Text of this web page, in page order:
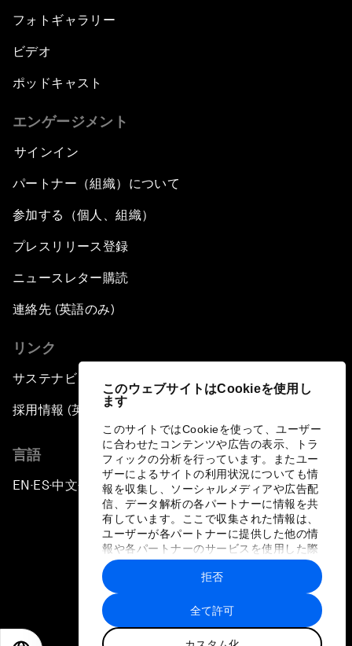
このウェブサイトはCookieを使用し
ます
このサイトではCookieを使って、ユーザー
に合わせたコンテンツや広告の表示、トラ
フィックの分析を行っています。またユー
ザーによるサイトの利用状況についても情
報を収集し、ソーシャルメディアや広告配
信、データ解析の各パートナーに情報を共
有しています。ここで収集された情報は、
ユーザーが各パートナーに提供した他の情
報や各パートナーのサービスを使用した際
に収集された情報と組み合わされ、各パー
トナーによって使用されることがありま
す。
全て許可
拒否
フォトギャラリー
ビデオ
ポッドキャスト
エンゲージメント
サインイン
パートナー（組織）について
参加する（個人、組織）
プレスリリース登録
ニュースレター購読
連絡先 (英語のみ)
リンク
サステナビリティへの取り組み
採用情報 (英語のみ)
言語
EN ▪ES▪中文▪ 日本語
プライバシーポリシーと利用規約
サイトマップ